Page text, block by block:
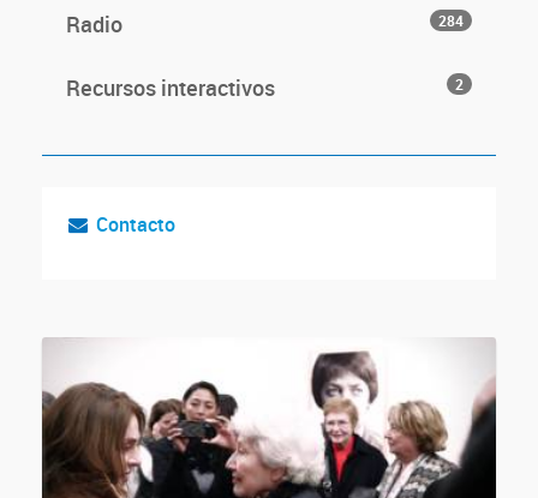
Radio 284
Recursos interactivos 2
Contacto